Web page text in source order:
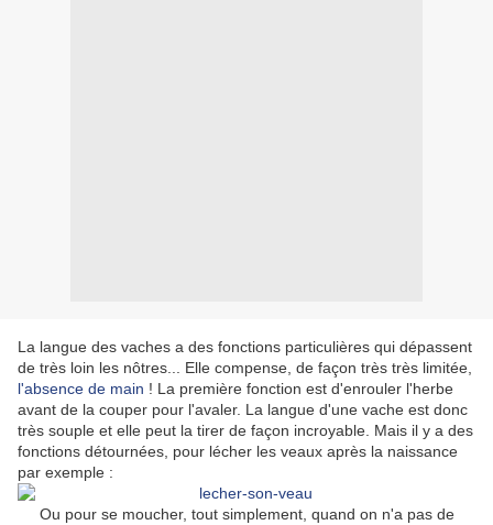
La langue des vaches a des fonctions particulières qui dépassent
de très loin les nôtres... Elle compense, de façon très très limitée,
l'absence de main ! La première fonction est d'enrouler l'herbe
avant de la couper pour l'avaler. La langue d'une vache est donc
très souple et elle peut la tirer de façon incroyable. Mais il y a des
fonctions détournées, pour lécher les veaux après la naissance
par exemple :
Ou pour se moucher, tout simplement, quand on n'a pas de